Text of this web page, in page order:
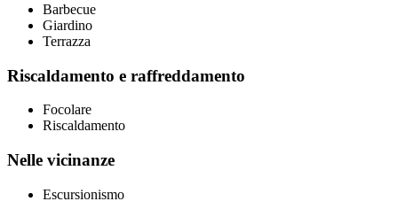
Barbecue
Giardino
Terrazza
Riscaldamento e raffreddamento
Focolare
Riscaldamento
Nelle vicinanze
Escursionismo